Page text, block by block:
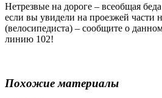
Нетрезвые на дороге – всеобщая
если вы увидели на проезжей части
(велосипедиста) – сообщите о
линию 102!
Похожие материалы